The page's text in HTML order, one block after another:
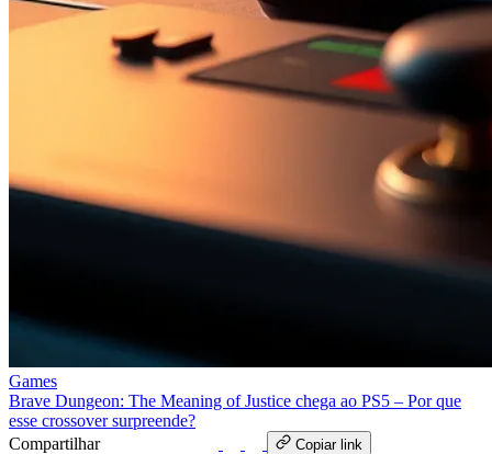
Games
Brave Dungeon: The Meaning of Justice chega ao PS5 – Por que
esse crossover surpreende?
Compartilhar
Copiar link